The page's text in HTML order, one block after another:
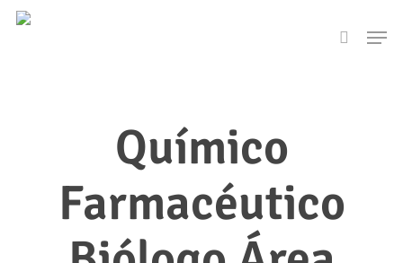
Skip
search
Químico
Farmacéutico